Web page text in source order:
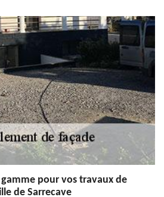
pour vos travaux de
de Sarrecave